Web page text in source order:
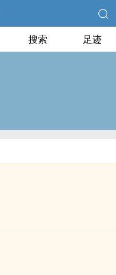
搜索 足迹